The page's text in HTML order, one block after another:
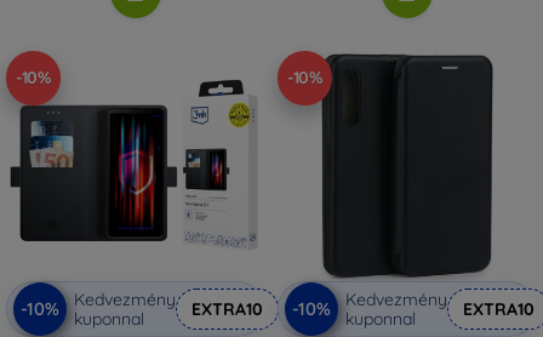
-10%
-10%
Kedvezmény
kuponnal
EXTRA10
-10%
-10%
Kedvezmény
kuponnal
EXTRA10